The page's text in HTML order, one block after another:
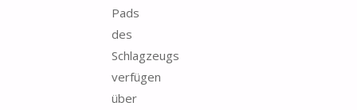
Pads
des
Schlagzeugs
verfügen
über